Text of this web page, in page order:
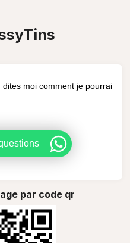
moi comment je pourrai
par code qr